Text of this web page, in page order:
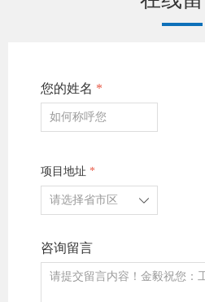
您的姓名 *
项目地址 *
ꄳ
咨询留言